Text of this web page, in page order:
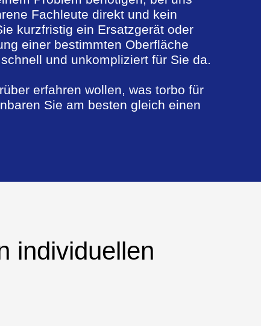
Fachleute direkt und kein
kurzfristig ein Ersatzgerät oder
einer bestimmten Oberfläche
und unkompliziert für Sie da.
erfahren wollen, was torbo für
Sie am besten gleich einen
individuellen